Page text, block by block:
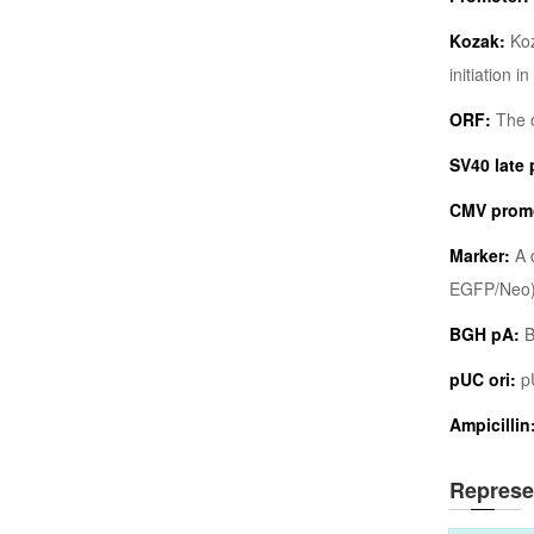
Kozak:
initiation
ORF: The
SV40 late
CMV
Marker: A
EGFP/
BGH pA:
pUC ori:
Ampicillin: